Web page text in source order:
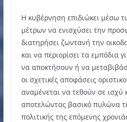
Η κυβέρνηση επιδιώκει μέσω
μέτρων να ενισχύσει την
διατηρήσει ζωντανή την
και να περιορίσει τα εμπόδια
να αποκτήσουν ή να
οι σχετικές αποφάσεις
αναμένεται να τεθούν σε ισχύ
αποτελώντας βασικό πυλώνα
πολιτικής της επόμενης